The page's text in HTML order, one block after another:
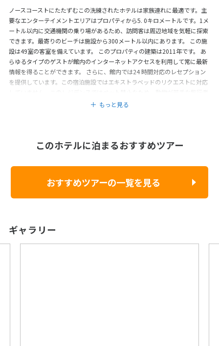
ノースコーストにたたずむこの洗練されたホテルは家族連れに最適です。主
要なエンターテイメントエリアはプロパティから5. 0キロメートルです。1メ
ートル以内に交通機関の乗り場があるため、訪問客は周辺地域を気軽に探索
できます。最寄りのビーチは施設から300メートル以内にあります。 この施
設は49室の客室を備えています。 このプロパティの建築は2011年です。 あ
らゆるタイプのゲストが館内のインターネットアクセスを利用して常に最新
情報を得ることができます。 さらに、館内では24 時間対応のレセプション
を提供しています。この宿泊施設ではエキストラベッドのリクエストに対応
はゆっくりと滞在を満喫できます。さらに、敷地内の便利な駐車場を利用で
ザル ザンジバルの美味しい料理で一日の活力を得ることができます。 旅行者
す。 ゲストは、エスク ザル ザンジバルの種類豊富なワールドクラスのエン
ポーツやアクティビティーを提供しています。このようなサービスには料金
がかかる場合があります。
もっと見る
このホテルに泊まるおすすめツアー
おすすめツアーの一覧を見る
ギャラリー